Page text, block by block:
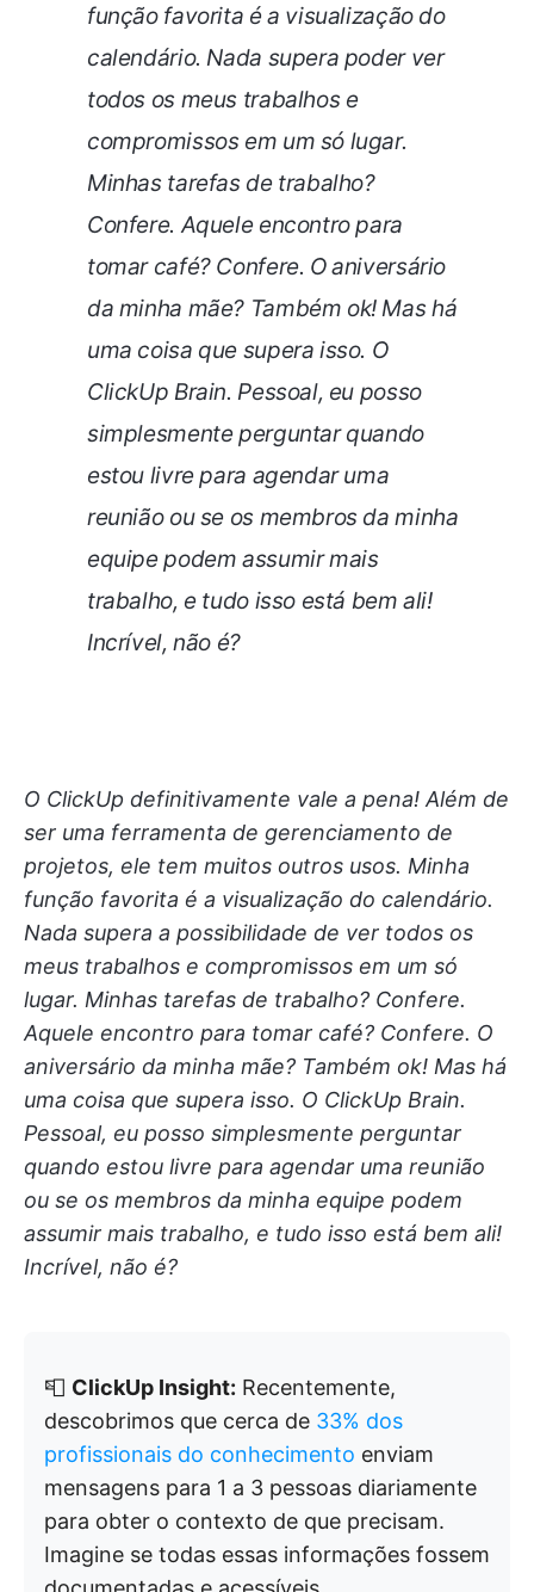
função favorita é a visualização do
calendário. Nada supera poder ver
todos os meus trabalhos e
compromissos em um só lugar.
Minhas tarefas de trabalho?
Confere. Aquele encontro para
tomar café? Confere. O aniversário
da minha mãe? Também ok! Mas há
uma coisa que supera isso. O
ClickUp Brain. Pessoal, eu posso
simplesmente perguntar quando
estou livre para agendar uma
reunião ou se os membros da minha
equipe podem assumir mais
trabalho, e tudo isso está bem ali!
Incrível, não é?
O ClickUp definitivamente vale a pena! Além de
ser uma ferramenta de gerenciamento de
projetos, ele tem muitos outros usos. Minha
função favorita é a visualização do calendário.
Nada supera a possibilidade de ver todos os
meus trabalhos e compromissos em um só
lugar. Minhas tarefas de trabalho? Confere.
Aquele encontro para tomar café? Confere. O
aniversário da minha mãe? Também ok! Mas há
uma coisa que supera isso. O ClickUp Brain.
Pessoal, eu posso simplesmente perguntar
quando estou livre para agendar uma reunião
ou se os membros da minha equipe podem
assumir mais trabalho, e tudo isso está bem ali!
Incrível, não é?
📮 ClickUp Insight: Recentemente,
descobrimos que cerca de 33% dos
profissionais do conhecimento enviam
mensagens para 1 a 3 pessoas diariamente
para obter o contexto de que precisam.
Imagine se todas essas informações fossem